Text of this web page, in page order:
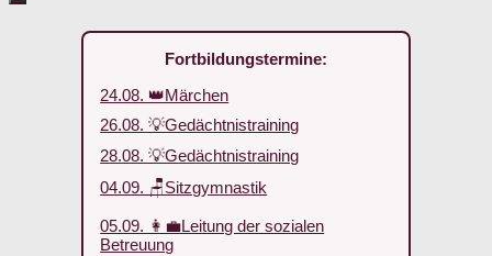
Fortbildungstermine:
24.08. 👑Märchen
26.08. 💡Gedächtnistraining
28.08. 💡Gedächtnistraining
04.09. 🪑Sitzgymnastik
05.09. 👩‍💼Leitung der sozialen
Betreuung